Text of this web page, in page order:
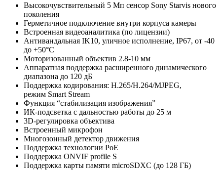
Высокочувствительный 5 Мп сенсор Sony Starvis нового
поколения
Герметичное подключение внутри корпуса камеры
Встроенная видеоаналитика (по лицензии)
Антивандальная IK10, уличное исполнение, IP67, от -40
до +50°C
Моторизованный объектив 2.8-10 мм
Аппаратная поддержка расширенного динамического
диапазона до 120 дБ
Поддержка кодирования: H.265/H.264/MJPEG,
режим Smart Stream
Функция “стабилизация изображения”
ИК-подсветка с дальностью работы до 25 м
3D-регулировка объектива
Встроенный микрофон
Многозонный детектор движения
Поддержка технологии PoE
Поддержка ONVIF profile S
Поддержка карты памяти microSDXC (до 128 ГБ)